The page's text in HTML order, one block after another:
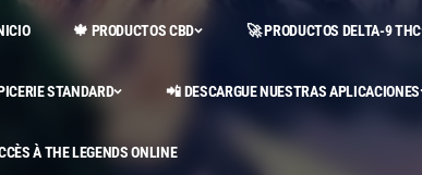
🍁 PRODUCTOS CBD 🚀 PRODUCTOS DELTA-9 THC
STANDARD 📲 DESCARGUE NUESTRAS APLICACIONES
À THE LEGENDS ONLINE